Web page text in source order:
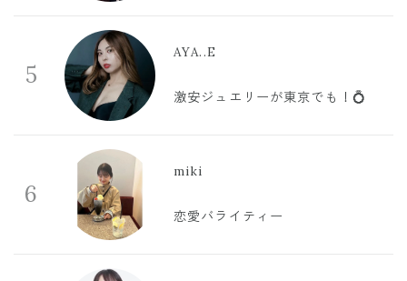
5
AYA..E
激安ジュエリーが東京でも！💍
6
miki
恋愛バライティー